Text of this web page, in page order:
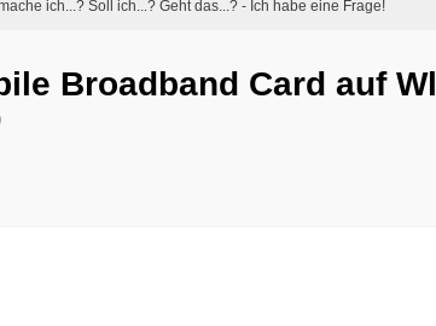
ich...? Soll ich...? Geht das...? - Ich habe eine Frage!
Broadband Card auf